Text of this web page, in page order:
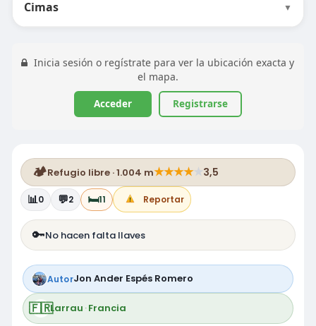
Cimas ▼
Inicia sesión o regístrate para ver la ubicación exacta y
el mapa.
Acceder Registrarse
🏕️Refugio libre · 1.004 m★★★★★3,5
📊0 💬2 🛏️11 Reportar
🔑No hacen falta llaves
AutorJon Ander Espés Romero
🇫🇷Larrau ·Francia